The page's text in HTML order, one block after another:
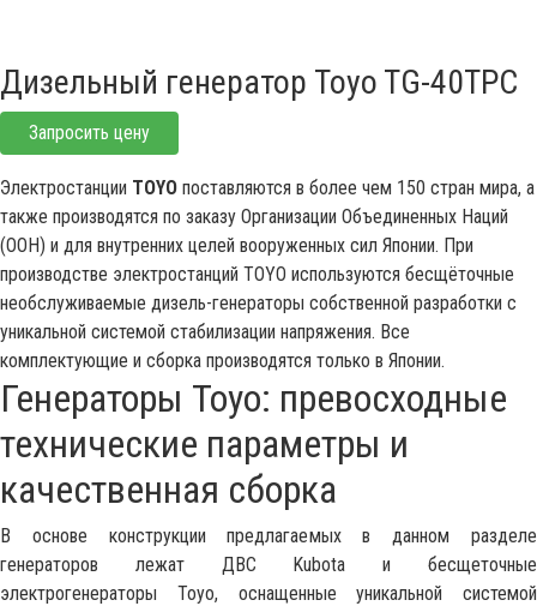
Дизельный генератор Toyo TG-40TPC
Запросить цену
Электростанции TOYO поставляются в более чем 150 стран мира, а
также производятся по заказу Организации Объединенных Наций
(ООН) и для внутренних целей вооруженных сил Японии. При
производстве электростанций TOYO используются бесщёточные
необслуживаемые дизель-генераторы собственной разработки с
уникальной системой стабилизации напряжения. Все
комплектующие и сборка производятся только в Японии.
Генераторы Toyo: превосходные
технические параметры и
качественная сборка
В основе конструкции предлагаемых в данном разделе
генераторов лежат ДВС Kubota и бесщеточные
электрогенераторы Toyo, оснащенные уникальной системой